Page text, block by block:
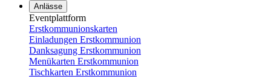
Anlässe
Eventplattform
Erstkommunionskarten
Einladungen Erstkommunion
Danksagung Erstkommunion
Menükarten Erstkommunion
Tischkarten Erstkommunion